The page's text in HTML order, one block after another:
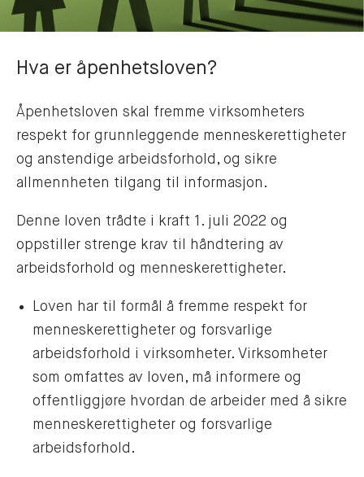
Hva er åpenhetsloven?
Åpenhetsloven skal fremme virksomheters
respekt for grunnleggende menneskerettigheter
og anstendige arbeidsforhold, og sikre
allmennheten tilgang til informasjon.
Denne loven trådte i kraft 1. juli 2022 og
oppstiller strenge krav til håndtering av
arbeidsforhold og menneskerettigheter.
Loven har til formål å fremme respekt for
menneskerettigheter og forsvarlige
arbeidsforhold i virksomheter. Virksomheter
som omfattes av loven, må informere og
offentliggjøre hvordan de arbeider med å sikre
menneskerettigheter og forsvarlige
arbeidsforhold.